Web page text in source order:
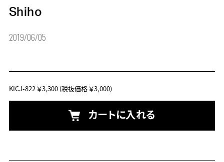
Shiho
2019/06/05
KICJ-822￥3,300(税抜価格 ￥3,000)
カートに入れる